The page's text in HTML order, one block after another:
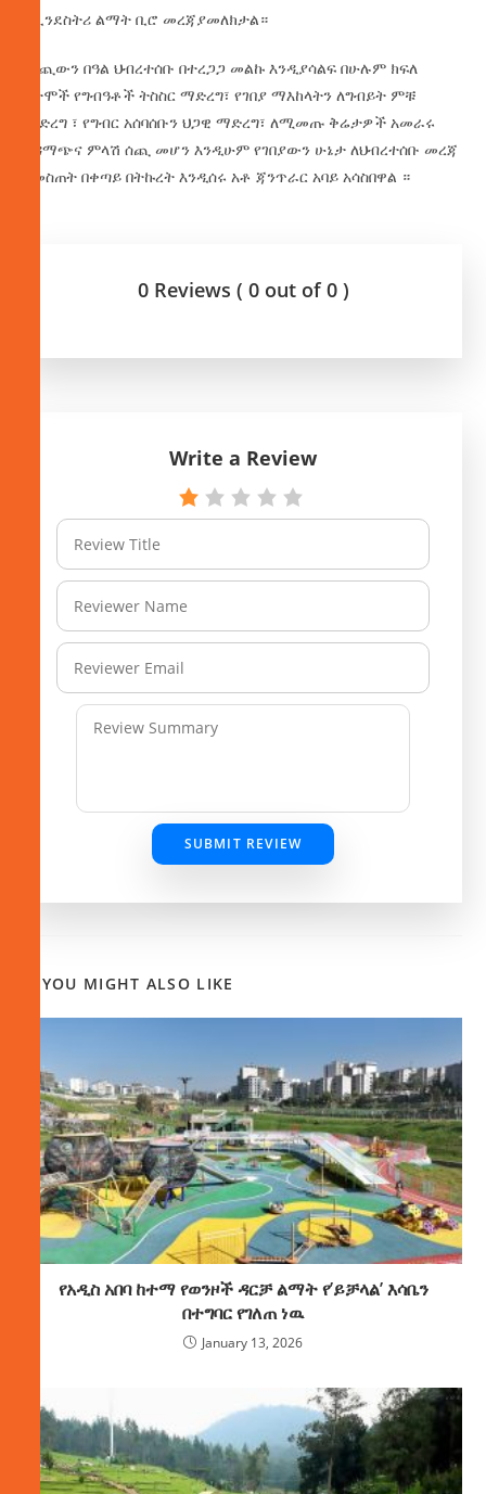
የኢንደስትሪ ልማት ቢሮ መረጃያመለክታል።
መጪውን በዓል ህብረተሰቡ በተረጋጋ መልኩ እንዲያሳልፍ በሁሉም ክፍለ
ከተሞች የግብዓቶች ትስስር ማድረግ፣ የገበያ ማእከላትን ለግብይት ምቹ
ማድረግ ፣ የግብር አሰባሰቡን ህጋዊ ማድረግ፣ ለሚመጡ ቅሬታዎች አመራሩ
አዳማጭና ምላሽ ሰጪ መሆን እንዲሁም የገበያውን ሁኔታ ለህብረተሰቡ መረጃ
በመስጠት በቀጣይ በትኩረት እንዲሰሩ አቶ ጃንጥራር አባይ አሳስበዋል ።
0 Reviews ( 0 out of 0 )
Write a Review
SUBMIT REVIEW
YOU MIGHT ALSO LIKE
የአዲስ አበባ ከተማ የወንዞች ዳርቻ ልማት የ’ይቻላል’ እሳቤን
በተግባር የገለጠ ነዉ
January 13, 2026